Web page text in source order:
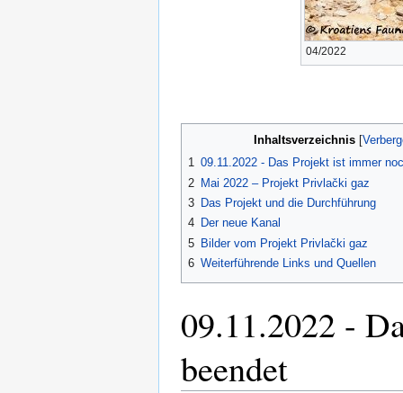
04/2022
Inhaltsverzeichnis
1 09.11.2022 - Das Projekt ist immer
2 Mai 2022 – Projekt Privlački gaz
3 Das Projekt und die Durchführung
4 Der neue Kanal
5 Bilder vom Projekt Privlački gaz
6 Weiterführende Links und Quellen
09.11.2022 -
beendet